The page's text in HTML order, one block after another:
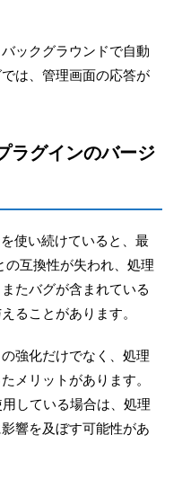
ックグラウンドで自動
は、管理画面の応答が
ラグインのバージ
使い続けていると、最
互換性が失われ、処理
たバグが含まれている
ることがあります。
強化だけでなく、処理
メリットがあります。
している場合は、処理
響を及ぼす可能性があ